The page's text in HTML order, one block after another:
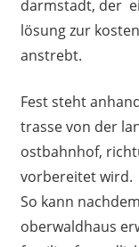
darmstadt, der
lösung zur
anstrebt.
Fest steht
trasse von der
ostbahnhof,
vorbereitet wird.
So kann
oberwaldhaus